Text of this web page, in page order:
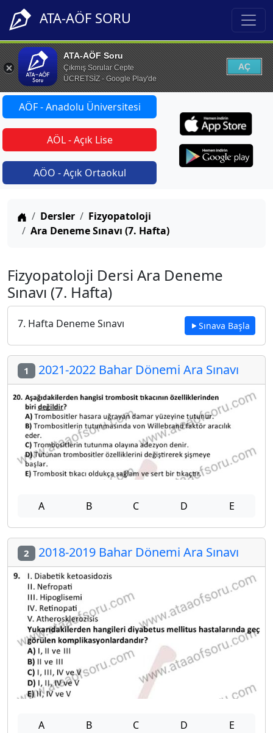
ATA-AÖF SORU
ATA-AÖF Soru
Çıkmış Sorular Cepte
ÜCRETSİZ - Google Play'de
AÇ
AÖF - Anadolu Üniversitesi
AÖL - Açık Lise
AÖO - Açık Ortaokul
Anasayfa
Dersler
Fizyopatoloji
Ara Deneme Sınavı (7. Hafta)
Fizyopatoloji Dersi Ara Deneme
Sınavı (7. Hafta)
7. Hafta Deneme Sınavı Sınava Başla
1 2021-2022 Bahar Dönemi Ara Sınavı
A B C D E
2 2018-2019 Bahar Dönemi Ara Sınavı
A B C D E